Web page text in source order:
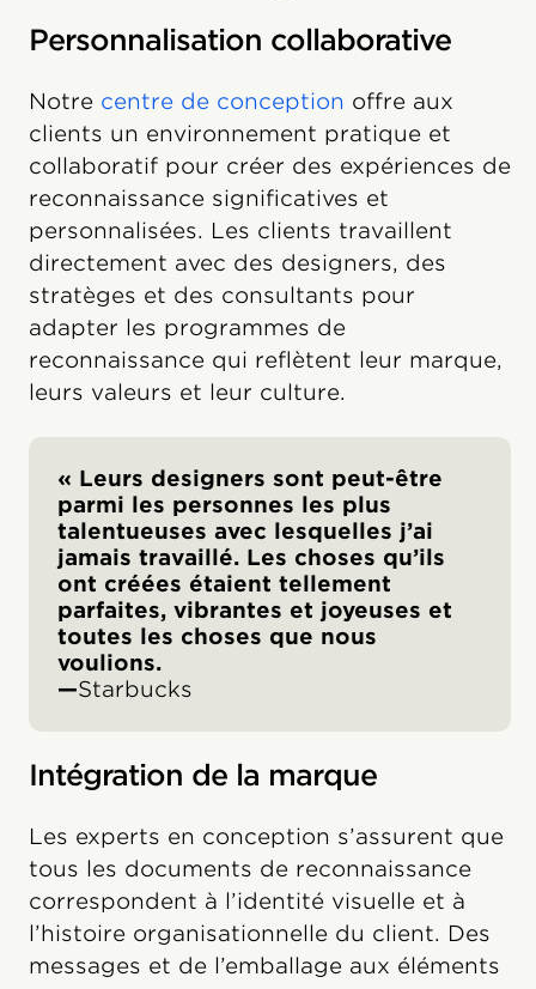
Personnalisation collaborative
Notre centre de conception offre aux
clients un environnement pratique et
collaboratif pour créer des expériences de
reconnaissance significatives et
personnalisées. Les clients travaillent
directement avec des designers, des
stratèges et des consultants pour
adapter les programmes de
reconnaissance qui reflètent leur marque,
leurs valeurs et leur culture.
« Leurs designers sont peut-être
parmi les personnes les plus
talentueuses avec lesquelles j’ai
jamais travaillé. Les choses qu’ils
ont créées étaient tellement
parfaites, vibrantes et joyeuses et
toutes les choses que nous
voulions.
—Starbucks
Intégration de la marque
Les experts en conception s’assurent que
tous les documents de reconnaissance
correspondent à l’identité visuelle et à
l’histoire organisationnelle du client. Des
messages et de l’emballage aux éléments